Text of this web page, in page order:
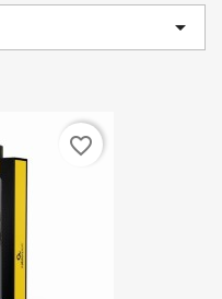

favorite_border